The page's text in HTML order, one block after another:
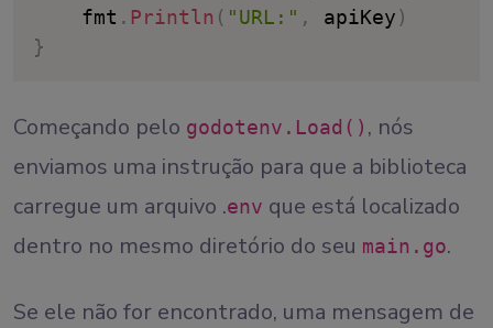
	fmt
. Println ( "URL:" , apiKey)
}
Começando pelo godotenv.Load() , nós
enviamos uma instrução para que a biblioteca
carregue um arquivo .env que está localizado
dentro no mesmo diretório do seu main.go.
Se ele não for encontrado, uma mensagem de